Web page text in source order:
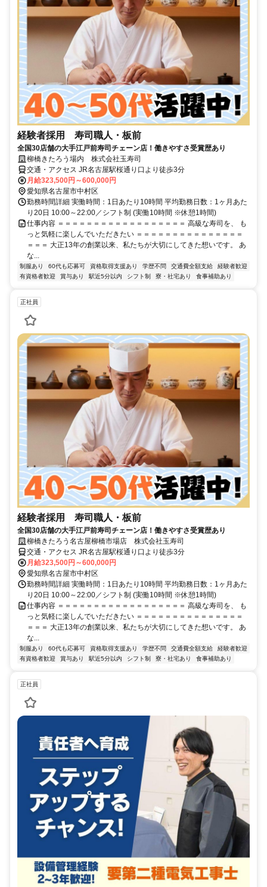
経験者採用 寿司職人・板前
全国30店舗の大手江戸前寿司チェーン店！働きやすさ受賞歴あり
柳橋きたろう場内 株式会社玉寿司
交通・アクセス JR名古屋駅桜通り口より徒歩3分
月給323,500円～600,000円
愛知県名古屋市中村区
勤務時間詳細 実働時間：1日あたり10時間 平均勤務日数：1ヶ月あた
り20日 10:00～22:00／シフト制 (実働10時間 ※休憩1時間)
仕事内容 ＝＝＝＝＝＝＝＝＝＝＝＝＝＝＝＝＝＝ 高級な寿司を、 も
っと気軽に楽しんでいただきたい ＝＝＝＝＝＝＝＝＝＝＝＝＝＝＝
＝＝＝ 大正13年の創業以来、私たちが大切にしてきた想いです。 あ
な...
制服あり 60代も応募可 資格取得支援あり 学歴不問 交通費全額支給
経験者歓迎
有資格者歓迎
賞与あり 駅近5分以内 シフト制 寮・社宅あり 食事補助あり
正社員
経験者採用 寿司職人・板前
全国30店舗の大手江戸前寿司チェーン店！働きやすさ受賞歴あり
柳橋きたろう名古屋柳橋市場店 株式会社玉寿司
交通・アクセス JR名古屋駅桜通り口より徒歩3分
月給323,500円～600,000円
愛知県名古屋市中村区
勤務時間詳細 実働時間：1日あたり10時間 平均勤務日数：1ヶ月あた
り20日 10:00～22:00／シフト制 (実働10時間 ※休憩1時間)
仕事内容 ＝＝＝＝＝＝＝＝＝＝＝＝＝＝＝＝＝＝ 高級な寿司を、 も
っと気軽に楽しんでいただきたい ＝＝＝＝＝＝＝＝＝＝＝＝＝＝＝
＝＝＝ 大正13年の創業以来、私たちが大切にしてきた想いです。 あ
な...
制服あり 60代も応募可 資格取得支援あり 学歴不問 交通費全額支給
経験者歓迎
有資格者歓迎
賞与あり 駅近5分以内 シフト制 寮・社宅あり 食事補助あり
正社員